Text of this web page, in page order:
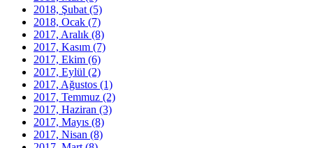
2018, Şubat (5)
2018, Ocak (7)
2017, Aralık (8)
2017, Kasım (7)
2017, Ekim (6)
2017, Eylül (2)
2017, Ağustos (1)
2017, Temmuz (2)
2017, Haziran (3)
2017, Mayıs (8)
2017, Nisan (8)